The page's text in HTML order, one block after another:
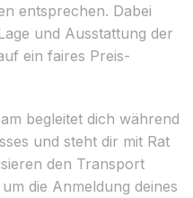
entsprechen. Dabei
und Ausstattung der
ein faires Preis-
begleitet dich während
und steht dir mit Rat
den Transport
die Anmeldung deines